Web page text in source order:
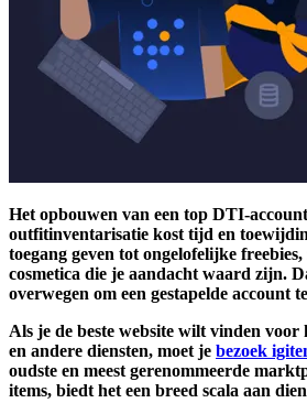
Het opbouwen van een top DTI-
outfitinventarisatie kost tijd en
toegang geven tot ongelofelijke
cosmetica die je aandacht waard zijn.
overwegen om een gestapelde account
Als je de beste website wilt vinden voor
en andere diensten, moet je bezoek
oudste en meest gerenommeerde
items, biedt het een breed scala aan